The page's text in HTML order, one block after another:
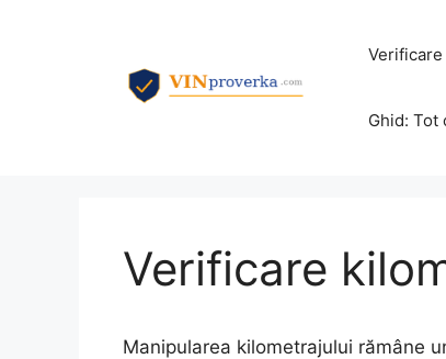
Verificare
Ghid:
Verificare
Manipularea kilometrajului rămâne